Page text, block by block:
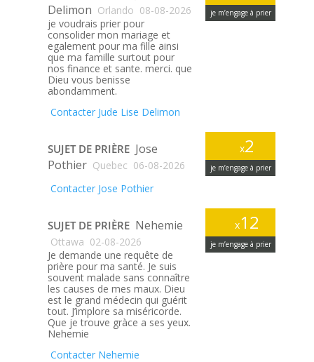
je m’engage à prier
Delimon Orlando 08-08-2026
je voudrais prier pour
consolider mon mariage et
egalement pour ma fille ainsi
que ma famille surtout pour
nos finance et sante. merci. que
Dieu vous benisse
abondamment.
Contacter Jude Lise Delimon
x2
je m’engage à prier
SUJET DE PRIÈRE Jose
Pothier Quebec 06-08-2026
Contacter Jose Pothier
x12
je m’engage à prier
SUJET DE PRIÈRE Nehemie
Ottawa 02-08-2026
Je demande une requête de
prière pour ma santé. Je suis
souvent malade sans connaître
les causes de mes maux. Dieu
est le grand médecin qui guérit
tout. J’implore sa miséricorde.
Que je trouve gràce a ses yeux.
Nehemie
Contacter Nehemie